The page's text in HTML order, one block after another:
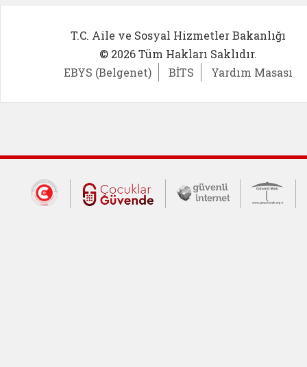
T.C. Aile ve Sosyal Hizmetler Bakanlığı
© 2026 Tüm Hakları Saklıdır.
EBYS (Belgenet)
BİTS Yardım Masası
Dış Bağlantılar
Cumhurbaşkanlığı İletişim Merkezi
Çocuklar Güvende (yeni
Güvenli